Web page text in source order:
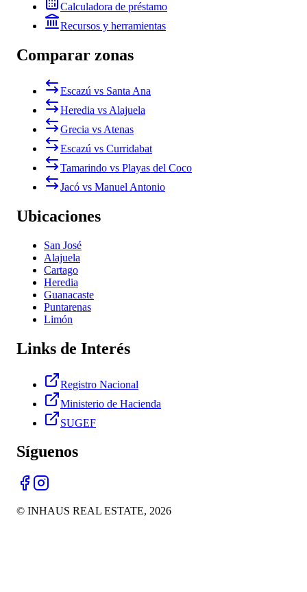
Calculadora de préstamo
Recursos y herramientas
Comparar zonas
Escazú vs Santa Ana
Heredia vs Alajuela
Grecia vs Atenas
Escazú vs Curridabat
Tamarindo vs Playas del Coco
Jacó vs Manuel Antonio
Ubicaciones
San José
Alajuela
Cartago
Heredia
Guanacaste
Puntarenas
Limón
Links de Interés
Registro Nacional
Ministerio de Hacienda
SUGEF
Síguenos
© INHAUS REAL ESTATE, 2026